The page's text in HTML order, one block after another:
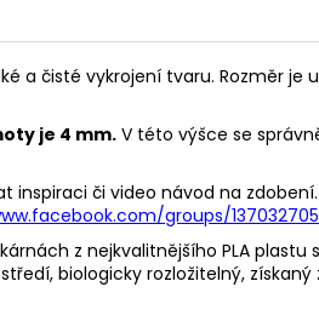
a čisté vykrojení tvaru. Rozměr je
je 4 mm. V této výšce se
inspiraci či video návod na
groups/
z nejkvalitnějšího PLA
biologicky rozložitelný, získaný